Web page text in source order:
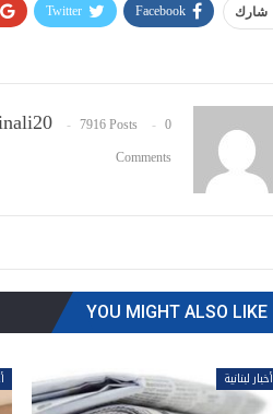
شارك Facebook
Twitter
7916 Posts 0
Comments
YOU MIGHT ALSO LIKE
أخبار لبنانية